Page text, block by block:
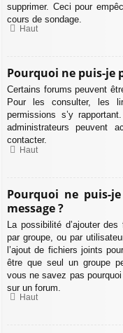
supprimer. Ceci pour
cours de sondage.
Haut
Pourquoi ne puis-je
Certains forums peuvent
Pour les consulter, les
permissions s’y
administrateurs peuvent
contacter.
Haut
Pourquoi ne puis-
message ?
La possibilité d’ajouter
par groupe, ou par
l’ajout de fichiers joints
être que seul un groupe
vous ne savez pas
sur un forum.
Haut